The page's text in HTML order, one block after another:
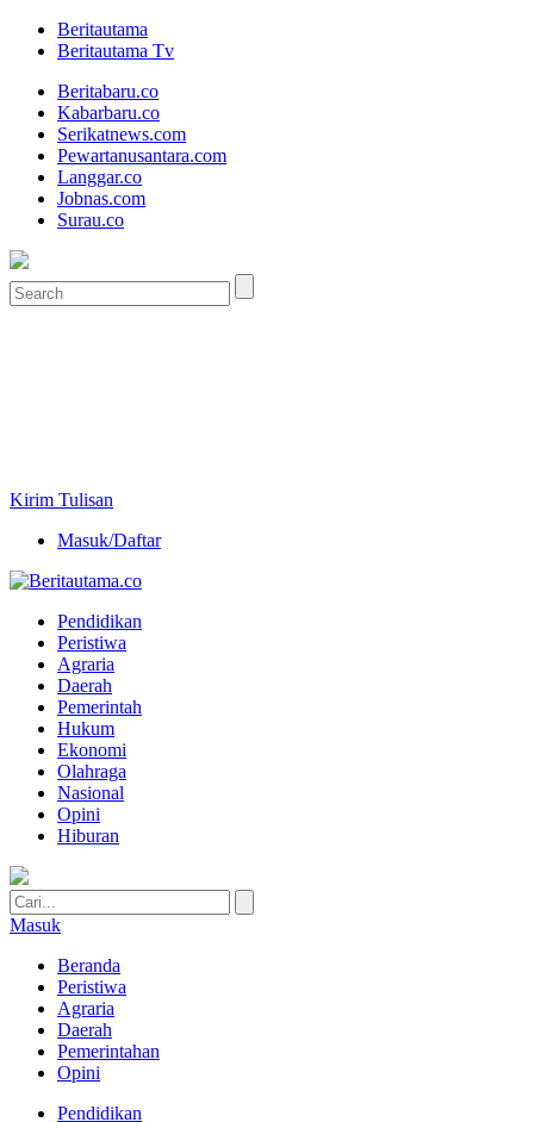
Beritautama
Beritautama Tv
Beritabaru.co
Kabarbaru.co
Serikatnews.com
Pewartanusantara.com
Langgar.co
Jobnas.com
Surau.co
Kirim Tulisan
Masuk/Daftar
Pendidikan
Peristiwa
Agraria
Daerah
Pemerintah
Hukum
Ekonomi
Olahraga
Nasional
Opini
Hiburan
Masuk
Beranda
Peristiwa
Agraria
Daerah
Pemerintahan
Opini
Pendidikan